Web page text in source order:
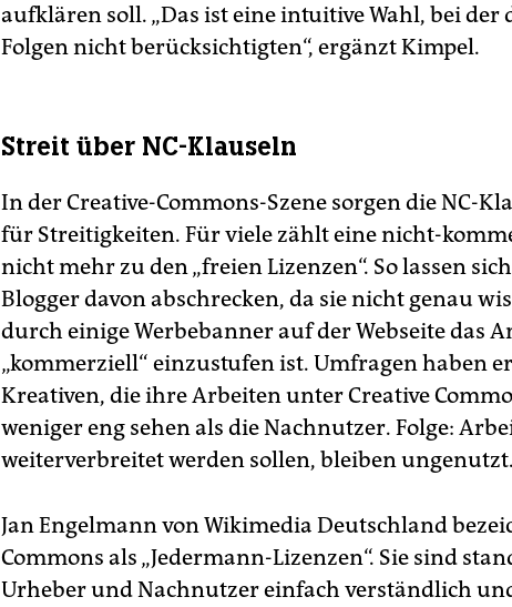
aufklären soll. „Das ist eine intuitive Wahl, bei der
Folgen nicht berücksichtigten“, ergänzt Kimpel.
Streit über NC-Klauseln
In der Creative-Commons-Szene sorgen die NC-
für Streitigkeiten. Für viele zählt eine nicht-
nicht mehr zu den „freien Lizenzen“. So lassen
Blogger davon abschrecken, da sie nicht genau
durch einige Werbebanner auf der Webseite das
„kommerziell“ einzustufen ist. Umfragen haben
Kreativen, die ihre Arbeiten unter Creative
weniger eng sehen als die Nachnutzer. Folge:
weiterverbreitet werden sollen, bleiben ungenutzt.
Jan Engelmann von Wikimedia Deutschland
Commons als „Jedermann-Lizenzen“. Sie sind
Urheber und Nachnutzer einfach verständlich